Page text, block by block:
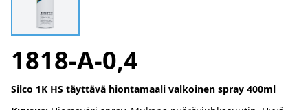
1818-A-0,4
Silco 1K HS täyttävä hiontamaali valkoinen spray 400ml